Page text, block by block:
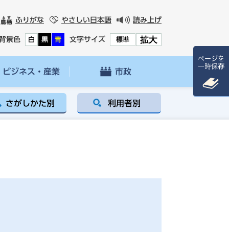
ふりがな やさしい日本語 読み上げ
景色 白 黒 青 文字サイズ 標準 拡大
ビジネス・産業 市政
さがしかた別 利用者別
ページを
一時保存